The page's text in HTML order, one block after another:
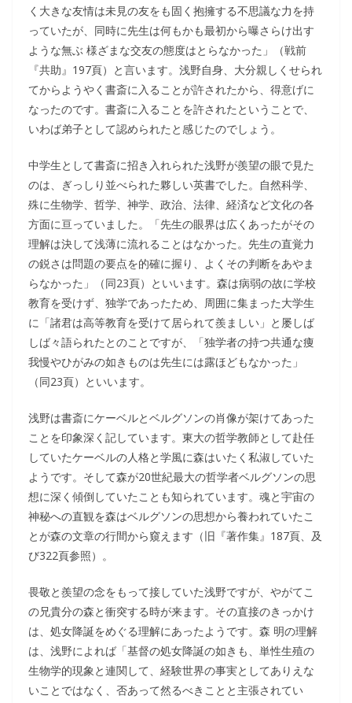
く大きな友情は未見の友をも固く抱擁する不思議な力を持
っていたが、同時に先生は何もかも最初から曝さらけ出す
ような無ぶ 様ざまな交友の態度はとらなかった」（戦前
『共助』197頁）と言います。浅野自身、大分親しくせられ
てからようやく書斎に入ることが許されたから、得意げに
なったのです。書斎に入ることを許されたということで、
いわば弟子として認められたと感じたのでしょう。
中学生として書斎に招き入れられた浅野が羨望の眼で見た
のは、ぎっしり並べられた夥しい英書でした。自然科学、
殊に生物学、哲学、神学、政治、法律、経済など文化の各
方面に亘っていました。「先生の眼界は広くあったがその
理解は決して浅薄に流れることはなかった。先生の直覚力
の鋭さは問題の要点を的確に握り、よくその判断をあやま
らなかった」（同23頁）といいます。森は病弱の故に学校
教育を受けず、独学であったため、周囲に集まった大学生
に「諸君は高等教育を受けて居られて羨ましい」と屡しば
しば々語られたとのことですが、「独学者の持つ共通な痩
我慢やひがみの如きものは先生には露ほどもなかった」
（同23頁）といいます。
浅野は書斎にケーベルとベルグソンの肖像が架けてあった
ことを印象深く記しています。東大の哲学教師として赴任
していたケーベルの人格と学風に森はいたく私淑していた
ようです。そして森が20世紀最大の哲学者ベルグソンの思
想に深く傾倒していたことも知られています。魂と宇宙の
神秘への直観を森はベルグソンの思想から養われていたこ
とが森の文章の行間から窺えます（旧『著作集』187頁、及
び322頁参照）。
畏敬と羨望の念をもって接していた浅野ですが、やがてこ
の兄貴分の森と衝突する時が来ます。その直接のきっかけ
は、処女降誕をめぐる理解にあったようです。森 明の理解
は、浅野によれば「基督の処女降誕の如きも、単性生殖の
生物学的現象と連関して、経験世界の事実としてありえな
いことではなく、否あって然るべきことと主張されてい